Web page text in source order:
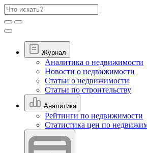
Журнал
Аналитика о недвижимости
Новости о недвижимости
Статьи о недвижимости
Статьи по строительству
Аналитика
Рейтинги по недвижимости
Статистика цен по